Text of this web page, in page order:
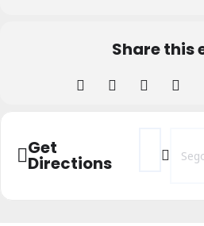
Share this
Get
Directions
Address -